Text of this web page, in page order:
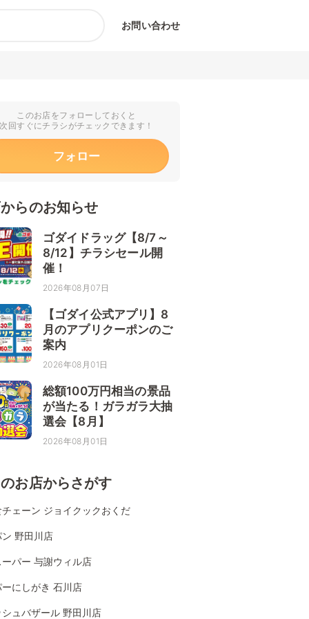
お問い合わせ
このお店をフォローしておくと
次回すぐにチラシがチェックできます！
フォロー
らのお知らせ
ゴダイドラッグ【8/7～
8/12】チラシセール開
催！
2026年08月07日
【ゴダイ公式アプリ】8
月のアプリクーポンのご
案内
2026年08月01日
総額100万円相当の景品
が当たる！ガラガラ大抽
選会【8月】
2026年08月01日
お店からさがす
ェーン ジョイクックおくだ
ン 野田川店
パー 与謝ウィル店
ーにしがき 石川店
シュバザール 野田川店